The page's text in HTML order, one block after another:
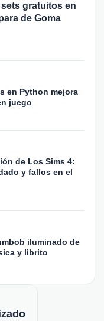
gratuitos en
de Goma
en Python mejora
juego
de Los Sims 4:
y fallos en el
iluminado de
y librito